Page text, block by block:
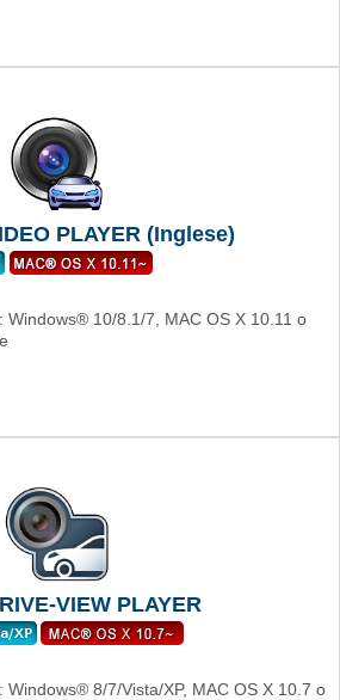
PLAYER (Inglese)
Windows® 10/8.1/7, MAC OS X 10.11 o
VIEW PLAYER
Windows® 8/7/Vista/XP, MAC OS X 10.7 o